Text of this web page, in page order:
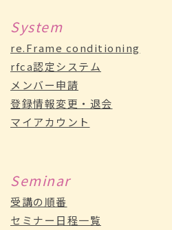
System
re.Frame conditioning
rfca認定システム
メンバー申請
登録情報変更・退会
マイアカウント
Seminar
受講の順番
セミナー日程一覧